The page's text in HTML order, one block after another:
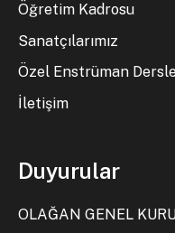
Öğretim Kadrosu
Sanatçılarımız
Özel Enstrüman
İletişim
Duyurular
OLAĞAN GENEL